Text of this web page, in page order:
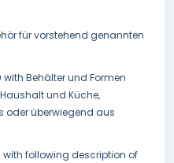
für vorstehend genannten
with Behälter und Formen
und Küche,
oder überwiegend aus
with following description of